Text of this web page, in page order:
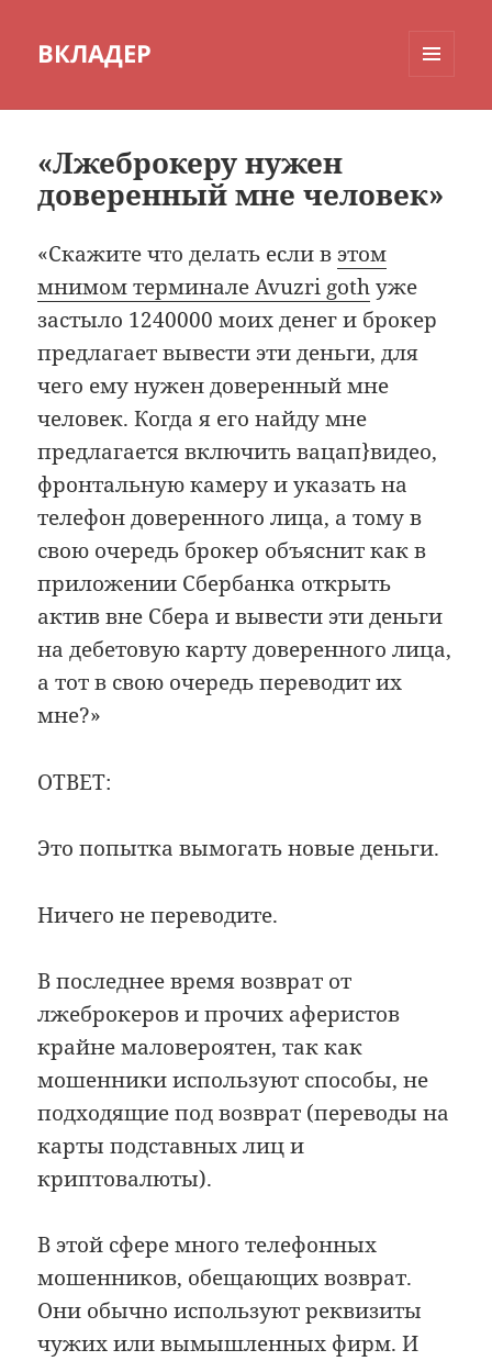
ВКЛАДЕР
«Лжеброкеру нужен
доверенный мне человек»
«Скажите что делать если вэтом
мнимом терминале Avuzri gothуже
застыло 1240000 моих денег и брокер
предлагает вывести эти деньги, для
чего ему нужен доверенный мне
человек. Когда я его найду мне
предлагается включить вацап}видео,
фронтальную камеру и указать на
телефон доверенного лица, а тому в
свою очередь брокер объяснит как в
приложении Сбербанка открыть
актив вне Сбера и вывести эти деньги
на дебетовую карту доверенного лица,
а тот в свою очередь переводит их
мне?»
ОТВЕТ:
Это попытка вымогать новые деньги.
Ничего не переводите.
В последнее время возврат от
лжеброкеров и прочих аферистов
крайне маловероятен, так как
мошенники используют способы, не
подходящие под возврат (переводы на
карты подставных лиц и
криптовалюты).
В этой сфере много телефонных
мошенников, обещающих возврат.
Они обычно используют реквизиты
чужих или вымышленных фирм. И